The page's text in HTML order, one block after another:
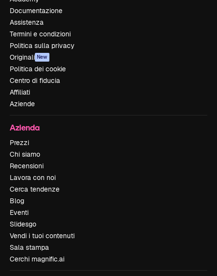
Documentazione
Assistenza
Termini e condizioni
Politica sulla privacy
Originali New
Politica dei cookie
Centro di fiducia
Affiliati
Aziende
Azienda
Prezzi
Chi siamo
Recensioni
Lavora con noi
Cerca tendenze
Blog
Eventi
Slidesgo
Vendi i tuoi contenuti
Sala stampa
Cerchi magnific.ai